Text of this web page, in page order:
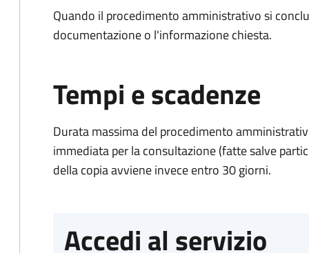
Quando il procedimento amministrativo si
documentazione o l'informazione chiesta.
Tempi e scadenze
Durata massima del procedimento
immediata per la consultazione (fatte salve
della copia avviene invece entro 30 giorni.
Accedi al servizio